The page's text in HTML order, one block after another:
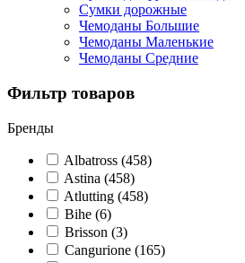
Сумки дорожные
Чемоданы Большие
Чемоданы Маленькие
Чемоданы Средние
Фильтр товаров
Бренды
Albatross (458)
Astina (458)
Atlutting (458)
Bihe (6)
Brisson (3)
Cangurione (165)